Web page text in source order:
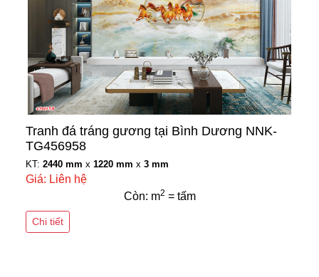
Tranh đá tráng gương tại Bình Dương NNK-
TG456958
KT: 2440 mm x 1220 mm x 3 mm
Giá: Liên hệ
Còn: m2 = tấm
Chi tiết